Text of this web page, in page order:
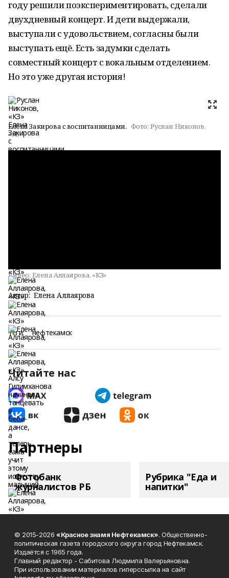
году решили поэкспериментировать, сделали
двухдневный концерт. И дети выдержали,
выступали с удовольствием, согласны были
выступать ещё. Есть задумки сделать
совместный концерт с вокальным отделением.
Но это уже другая история!
Елена Закирова с воспитанницами. Фото: Руслан Никонов,
«КЗ»
Видео: Елена Аллаярова, «КЗ»
Автор: Елена Аллаярова
Теги: нефтекамск
Читайте нас
Партнеры
Фотобанк
журналистов РБ
Рубрика "Еда и
напитки"
© 2015-2026 «Красное знамя Нефтекамск». Общественно-
политическая газета городского округа город Нефтекамск.
Издаётся с 1965 года.
Главный редактор - Сабитова Людмила Валерьяновна.
При использовании материалов гиперссылка на сайт